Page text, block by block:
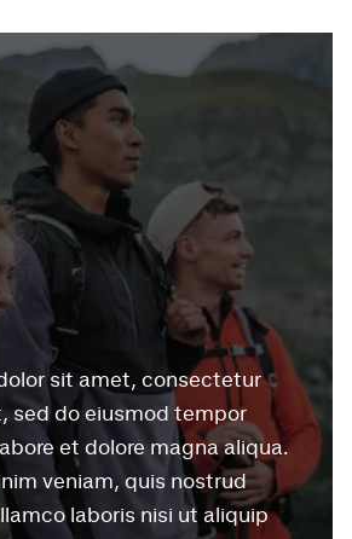
sit amet, consectetur
sed do eiusmod tempor
et dolore magna aliqua.
veniam, quis nostrud
laboris nisi ut aliquip